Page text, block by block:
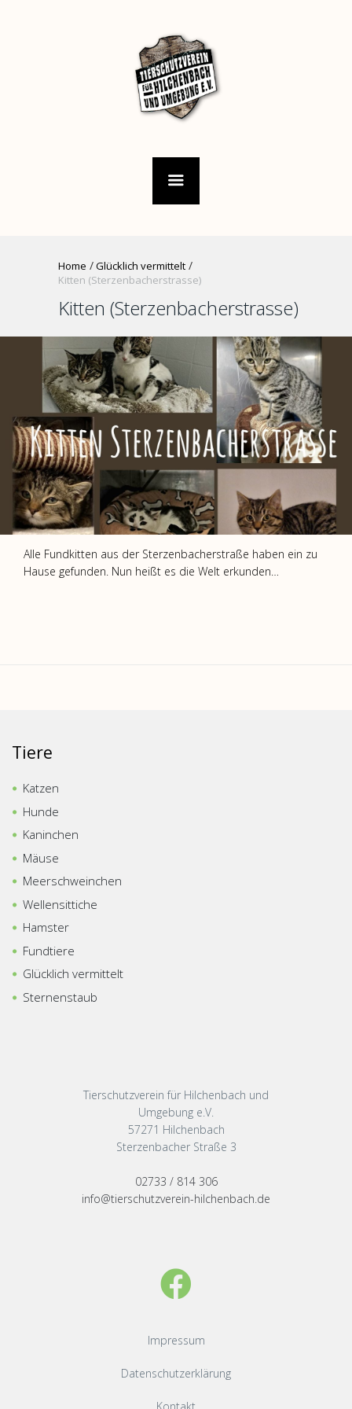
Home
Glücklich vermittelt
Kitten (Sterzenbacherstrasse)
Kitten (Sterzenbacherstrasse)
Alle Fundkitten aus der Sterzenbacherstraße haben ein zu
Hause gefunden. Nun heißt es die Welt erkunden…
Tiere
Katzen
Hunde
Kaninchen
Mäuse
Meerschweinchen
Wellensittiche
Hamster
Fundtiere
Glücklich vermittelt
Sternenstaub
Tierschutzverein für Hilchenbach und
Umgebung e.V.
57271 Hilchenbach
Sterzenbacher Straße 3
02733 / 814 306
info@tierschutzverein-hilchenbach.de
Impressum
Datenschutzerklärung